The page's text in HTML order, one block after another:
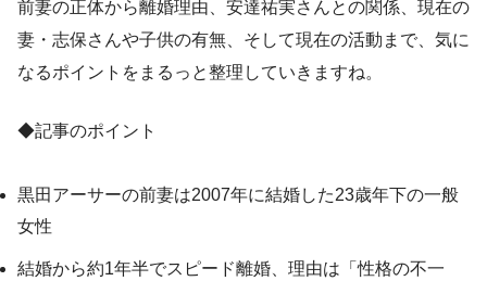
前妻の正体から離婚理由、安達祐実さんとの関係、現在の
妻・志保さんや子供の有無、そして現在の活動まで、気に
なるポイントをまるっと整理していきますね。
◆記事のポイント
黒田アーサーの前妻は2007年に結婚した23歳年下の一般
女性
結婚から約1年半でスピード離婚、理由は「性格の不一